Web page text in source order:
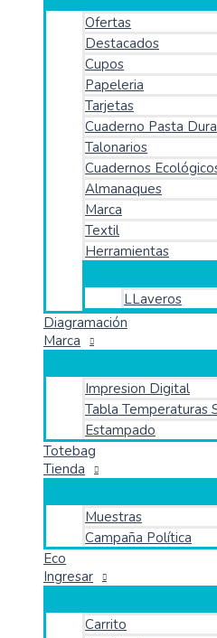
Ofertas
Destacados
Cupos
Papeleria
Tarjetas
Cuaderno Pasta Dura
Talonarios
Cuadernos
Almanaques
Marca
Textil
Herramientas
LLaveros
Diagramación
Marca
Impresion Digital
Tabla Temperaturas
Estampado
Totebag
Tienda
Muestras
Campaña Política
Eco
Ingresar
Carrito